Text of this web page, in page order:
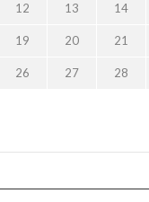
12 13 14
19 20 21
26 27 28